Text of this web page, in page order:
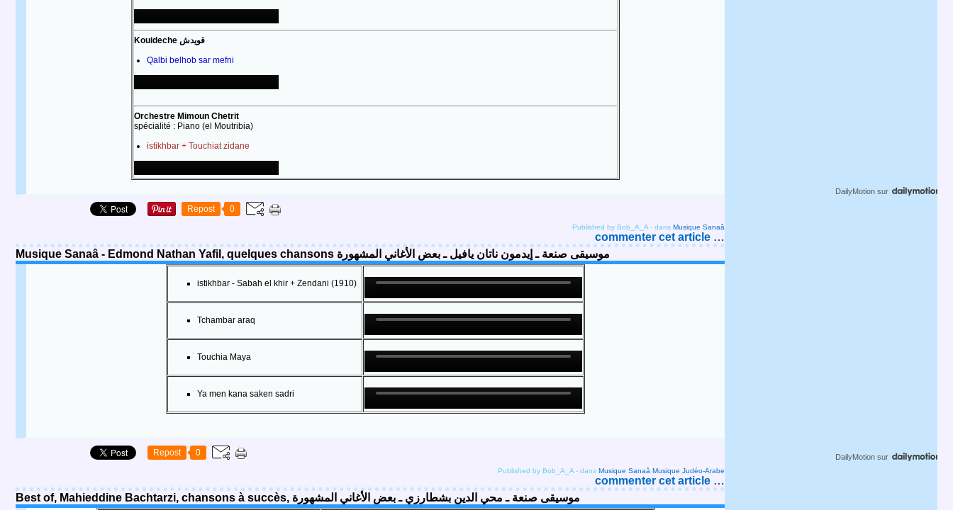
Qalbi belhob sar mefni
Orchestre Mimoun Chetrit
spécialité : Piano (el Moutribia)
istikhbar + Touchiat zidane
Repost 0
Published by Bob_A_A - dans Musique Sanaâ
commenter cet article …
Musique Sanaâ - Edmond Nathan Yafil, quelques chansons موسيقى صنعة ـ إيدمون ناتان يافيل ـ بعض الأغاني المشهورة
istikhbar - Sabah el khir + Zendani (1910)
Tchambar araq
Touchia Maya
Ya men kana saken sadri
Repost 0
Published by Bob_A_A - dans Musique Sanaâ Musique Judéo-Arabe
commenter cet article …
Best of, Mahieddine Bachtarzi, chansons à succès, موسيقى صنعة ـ محي الدين بشطارزي ـ بعض الأغاني المشهورة
DailyMotion sur
DailyMotion sur